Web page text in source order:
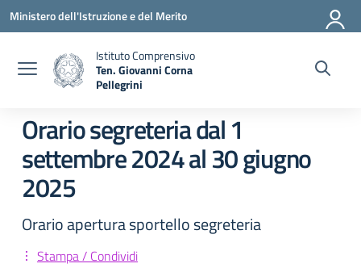
Vai ai contenuti
Vai al menu di navigazione
Vai al footer
Ministero dell'Istruzione e del Merito
Istituto Comprensivo
Ten. Giovanni Corna
Pellegrini
Orario segreteria dal 1
settembre 2024 al 30 giugno
2025
Orario apertura sportello segreteria
Stampa / Condividi